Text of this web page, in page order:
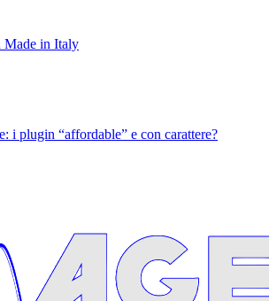
Made in Italy
i plugin “affordable” e con carattere?